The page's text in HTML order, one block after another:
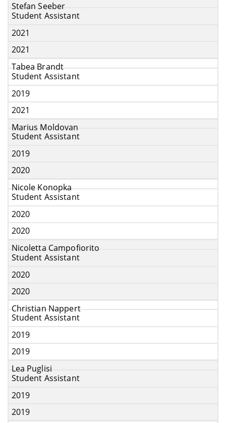
Stefan Seeber
Student Assistant
2021
2021
Tabea Brandt
Student Assistant
2019
2021
Marius Moldovan
Student Assistant
2019
2020
Nicole Konopka
Student Assistant
2020
2020
Nicoletta Campofiorito
Student Assistant
2020
2020
Christian Nappert
Student Assistant
2019
2019
Lea Puglisi
Student Assistant
2019
2019